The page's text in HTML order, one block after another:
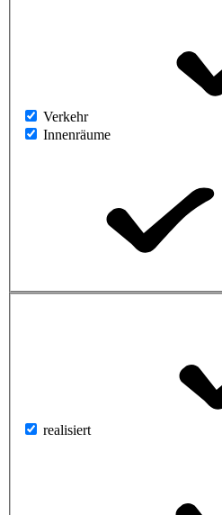
Verkehr
Innenräume
realisiert